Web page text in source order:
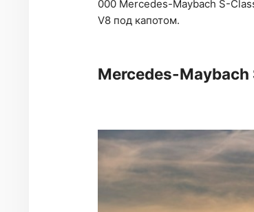
000 Mercedes-Maybach S-
V8 под капотом.
Mercedes-Maybach